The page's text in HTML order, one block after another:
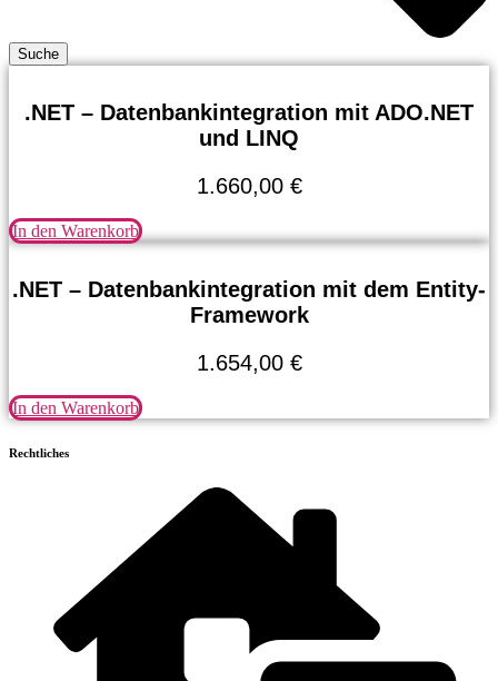
Suche
.NET – Datenbankintegration mit ADO.NET
und LINQ
1.660,00 €
In den Warenkorb
.NET – Datenbankintegration mit dem Entity-
Framework
1.654,00 €
In den Warenkorb
Rechtliches